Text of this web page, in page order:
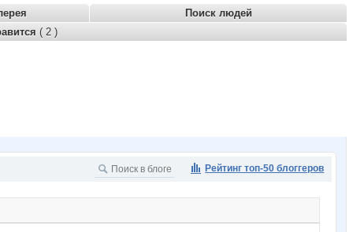
Поиск людей
( 2 )
Рейтинг топ-50 блоггеров